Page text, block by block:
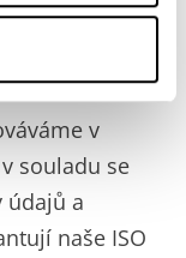
v
souladu se
údajů a
naše ISO